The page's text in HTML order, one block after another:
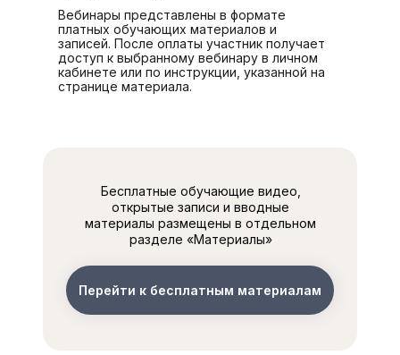
Вебинары представлены в формате
платных обучающих материалов и
записей. После оплаты участник получает
доступ к выбранному вебинару в личном
кабинете или по инструкции, указанной на
странице материала.
Бесплатные обучающие видео,
открытые записи и вводные
материалы размещены в отдельном
разделе «Материалы»
Перейти к бесплатным материалам